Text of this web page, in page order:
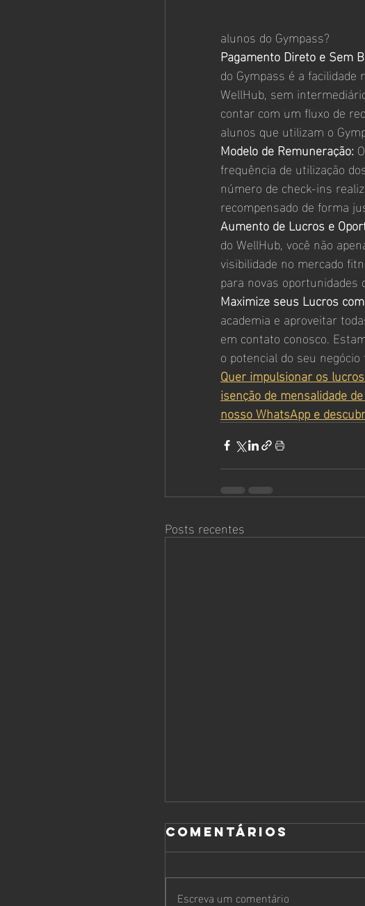
alunos do Gympass?
Pagamento Direto e Sem
do Gympass é a
WellHub, sem
contar com um fluxo de
alunos que utilizam o
Modelo de Remuneração:
frequência de utilização
número de check-ins
recompensado de forma
Aumento de Lucros e
do WellHub, você não
visibilidade no mercado
para novas
Maximize seus Lucros
academia e aproveitar
em contato conosco.
o potencial do seu
Quer impulsionar os
isenção de mensalidade
nosso WhatsApp e
Posts recentes
Comentários
Escreva um comentário